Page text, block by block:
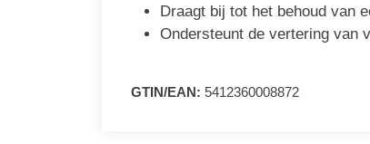
Draagt bij tot het behoud van
Ondersteunt de vertering van
GTIN/EAN: 5412360008872